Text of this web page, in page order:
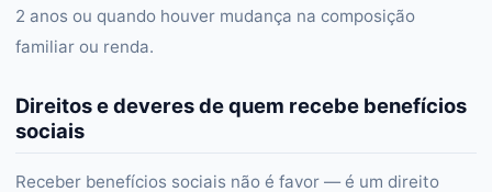
2 anos ou quando houver mudança na composição
familiar ou renda.
Direitos e deveres de quem recebe benefícios
sociais
Receber benefícios sociais não é favor — é um direito